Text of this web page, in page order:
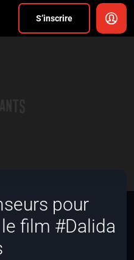
S’inscrire
pour
film #Dalida